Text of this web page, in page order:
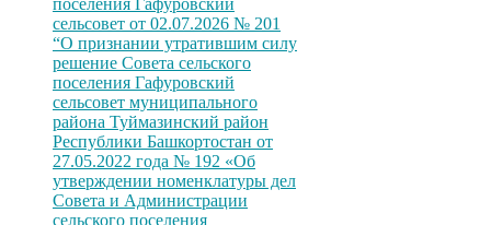
сельсовет от 02.07.2026 № 201
“О признании утратившим силу
решение Совета сельского
поселения Гафуровский
сельсовет муниципального
района Туймазинский район
Республики Башкортостан от
27.05.2022 года № 192 «Об
утверждении номенклатуры дел
Совета и Администрации
сельского поселения